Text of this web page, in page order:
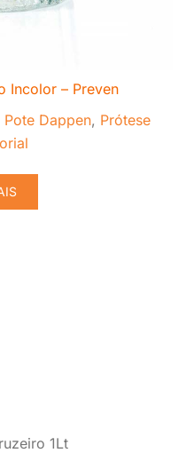
Incolor – Preven
Pote Dappen, Prótese
1Lt